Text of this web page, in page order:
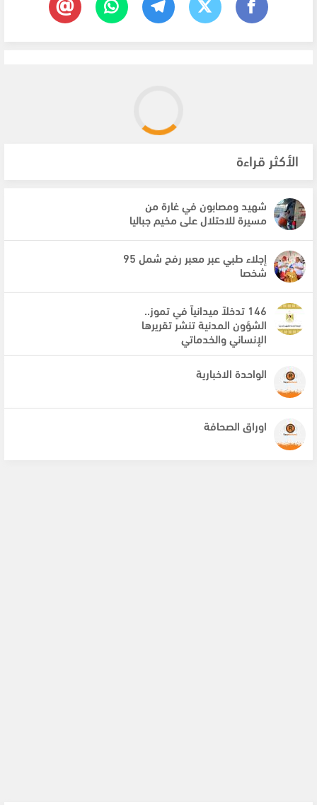
الأكثر قراءة
شهيد ومصابون في غارة من
مسيرة للاحتلال على مخيم جباليا
إجلاء طبي عبر معبر رفح شمل 95
شخصا
146 تدخلاً ميدانياً في تموز..
الشؤون المدنية تنشر تقريرها
الإنساني والخدماتي
الواحدة الاخبارية
اوراق الصحافة